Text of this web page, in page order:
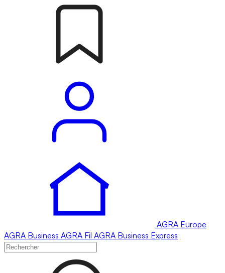
AGRA Europe
AGRA Business AGRA Fil AGRA Business Express